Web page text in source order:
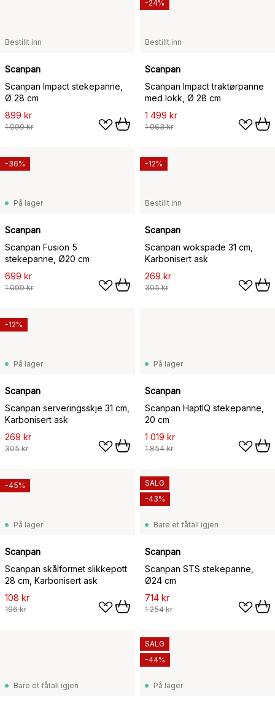
Bestillt inn
Scanpan
Scanpan Impact stekepanne,
Ø 28 cm
899 kr
1 090 kr
Bestillt inn
Scanpan
Scanpan Impact traktørpanne
med lokk, Ø 28 cm
1 499 kr
1 963 kr
-24%
På lager
Scanpan
Scanpan Fusion 5
stekepanne, Ø20 cm
699 kr
1 099 kr
-36%
Bestillt inn
Scanpan
Scanpan wokspade 31 cm,
Karbonisert ask
269 kr
305 kr
-12%
På lager
Scanpan
Scanpan serveringsskje 31 cm,
Karbonisert ask
269 kr
305 kr
-12%
På lager
Scanpan
Scanpan HaptIQ stekepanne,
20 cm
1 019 kr
1 854 kr
På lager
Scanpan
Scanpan skålformet slikkepott
28 cm, Karbonisert ask
108 kr
196 kr
-45%
Bare et fåtall igjen
Scanpan
Scanpan STS stekepanne,
Ø24 cm
714 kr
1 254 kr
SALG
-43%
Bare et fåtall igjen På lager
SALG
-44%